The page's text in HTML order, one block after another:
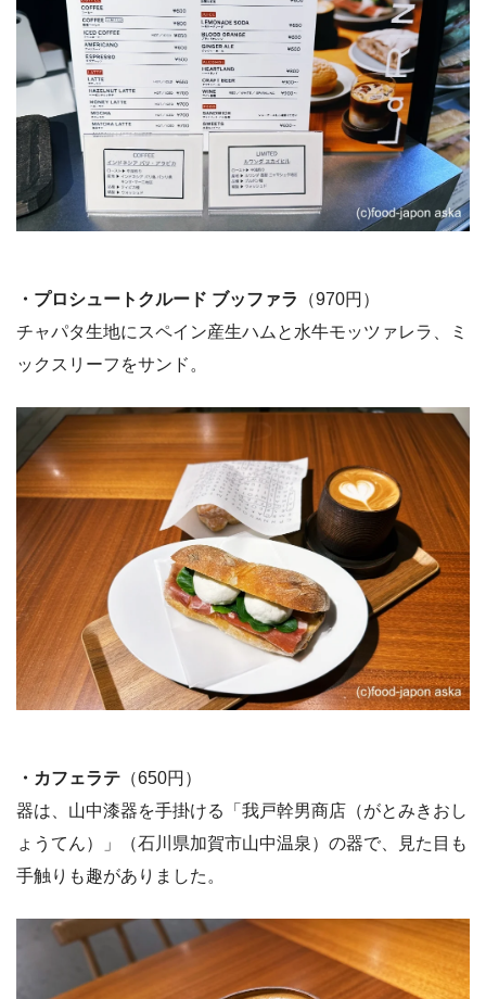
・プロシュートクルード ブッファラ
（970円）
チャパタ生地にスペイン産生ハムと水牛モッツァレラ、ミ
ックスリーフをサンド。
・カフェラテ （650円）
器は、山中漆器を手掛ける「我戸幹男商店（がとみきおし
ょうてん）」（石川県加賀市山中温泉）の器で、見た目も
手触りも趣がありました。